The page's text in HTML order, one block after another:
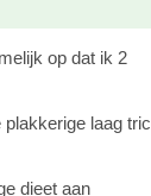
op dat ik 2
laag
dieet aan